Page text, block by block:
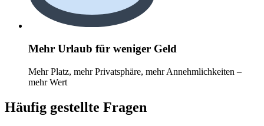
Mehr Urlaub für weniger Geld
Mehr Platz, mehr Privatsphäre, mehr Annehmlichkeiten –
mehr Wert
Häufig gestellte Fragen